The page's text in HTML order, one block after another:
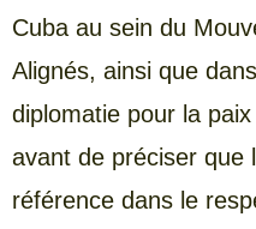
Cuba au sein du
Alignés, ainsi que
diplomatie pour la
avant de préciser que
référence dans le